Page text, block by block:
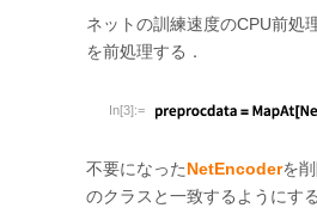
ネットの訓練速度のCPU前処
を前処理する．
In[3]:=
不要になったNetEncoderを
のクラスと一致するようにす